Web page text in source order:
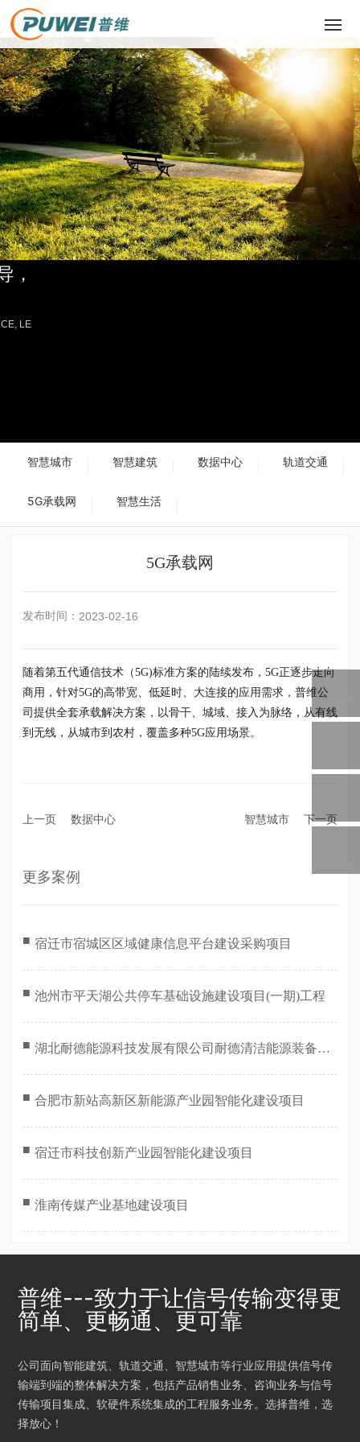
网站首页
关于我们
产品中心
主营业务
成功案例
，
LE
智慧城市 智慧建筑 数据中心 轨道交通
5G承载网 智慧生活
5G承载网
发布时间： 2023-02-16
随着第五代通信技术（5G)标准方案的陆续发布，5G正逐步走向
商用，针对5G的高带宽、低延时、大连接的应用需求，普维公
司提供全套承载解决方案，以骨干、城域、接入为脉络，从有线
到无线，从城市到农村，覆盖多种5G应用场景。
上一页 数据中心 智慧城市 下一页
更多案例
■ 宿迁市宿城区区域健康信息平台建设采购项目
■ 池州市平天湖公共停车基础设施建设项目(一期)工程
■ 湖北耐德能源科技发展有限公司耐德清洁能源装备孝
■ 合肥市新站高新区新能源产业园智能化建设项目
■ 宿迁市科技创新产业园智能化建设项目
■ 淮南传媒产业基地建设项目
普维---致力于让信号传输变得更
简单、更畅通、更可靠
公司面向智能建筑、轨道交通、智慧城市等行业应用提供信号传
输端到端的整体解决方案，包括产品销售业务、咨询业务与信号
传输项目集成、软硬件系统集成的工程服务业务。选择普维，选
择放心！
线
话
箱